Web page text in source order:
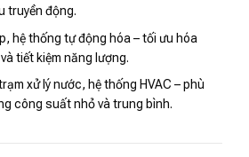
truyền động.
hệ thống tự động hóa – tối ưu hóa
tiết kiệm năng lượng.
xử lý nước, hệ thống HVAC – phù
công suất nhỏ và trung bình.